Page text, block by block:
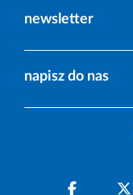
newsletter
napisz do nas